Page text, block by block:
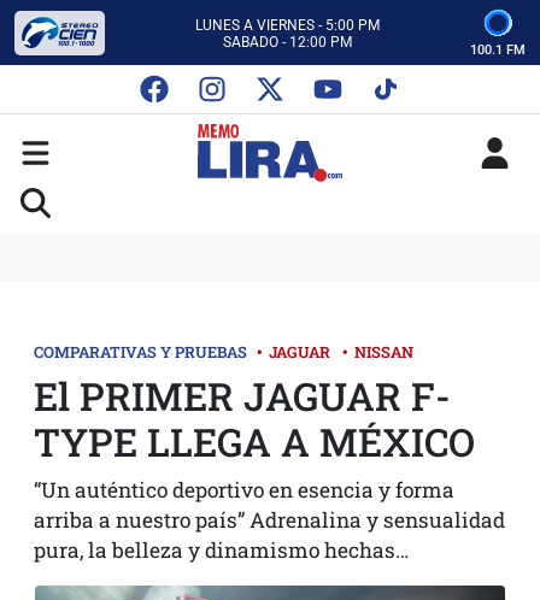
LUNES A VIERNES - 5:00 PM
SABADO - 12:00 PM
CON MEMO LIRA Y SU EQUIPO
LUNES A VIERNES - 5:00 PM
SABADO - 12:00 PM
100.1 FM
COMPARATIVAS Y PRUEBAS • JAGUAR • NISSAN
El PRIMER JAGUAR F-
TYPE LLEGA A MÉXICO
“Un auténtico deportivo en esencia y forma
arriba a nuestro país” Adrenalina y sensualidad
pura, la belleza y dinamismo hechas…